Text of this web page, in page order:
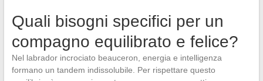
Quali bisogni specifici per un
compagno equilibrato e felice?
Nel labrador incrociato beauceron, energia e intelligenza
formano un tandem indissolubile. Per rispettare questo